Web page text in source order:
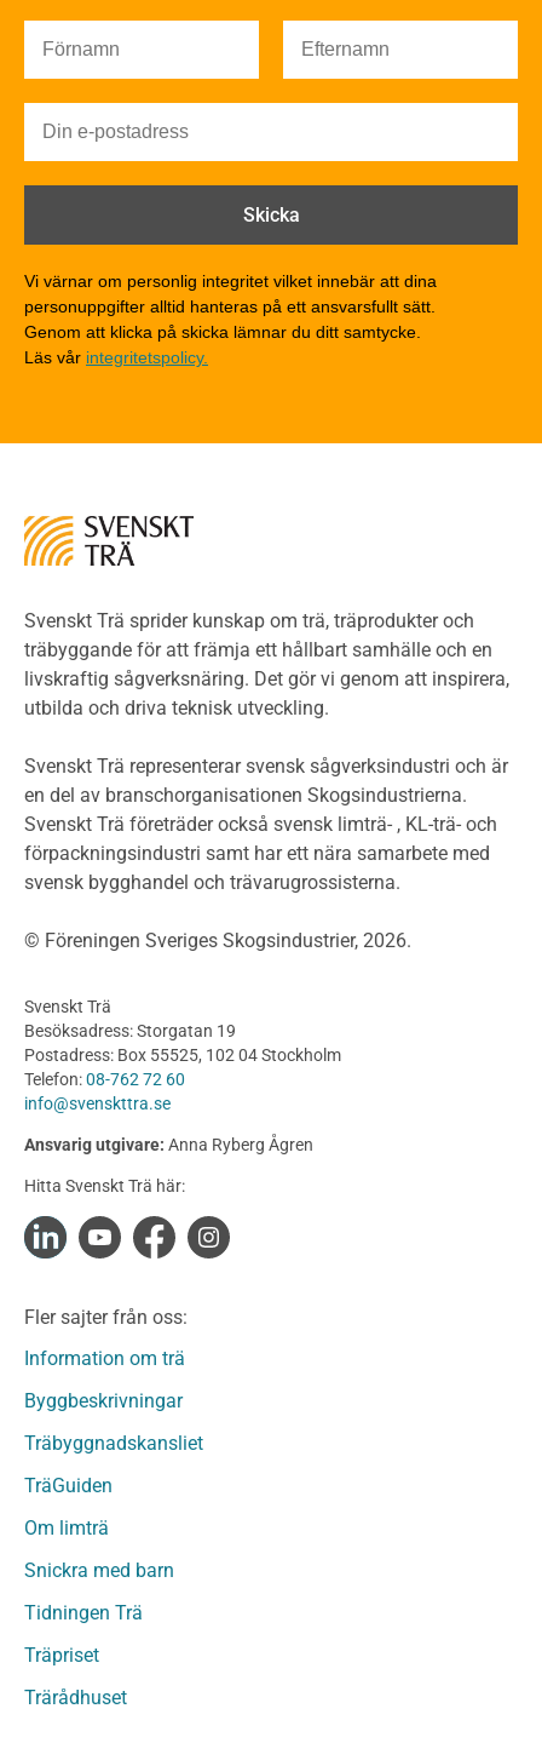
Ljud
Brandsäkerhet
Brandsäkerhet
Brandförlopp i byggnader
Brandklasser för material och konstruktioner
Träkonstruktioners brandmotstånd
Detaljlösningar
Träytors brandegenskaper
Tekniska byten med sprinkler
Riskvärdering i flervåningsbostadshus
Miljöeffekter
LCA
Miljödeklarationer och märkning
Termer och förkortningar
Planering
Klimatkalkylator hallar
Projektering av trähus - generellt
Byggsystem
Fasadsystem i skivmaterial
Bullerskärmar och andra utomhuskonstruktioner
Byggnation och utförande
Utförande
Produkter
Konstruktionsvirke
Konstruktionsvirke Behandlat
Konstruktionsvirke Fingerskarvat
Konstruktionsvirke Fingerskarvat Obehandlat
Limträ
Fanerträ
Fanerträ Obehandlat
Träpanel och Utvändig beklädnad Behandlat
Träpanel och utvändig beklädnad Obehandlat
Trägolv
Sågat virke
Sågat virke Behandlat
Övriga träprodukter
Övrigt byggvirke
Vi värnar om personlig integritet vilket innebär att dina
personuppgifter alltid hanteras på ett ansvarsfullt sätt.
Genom att klicka på skicka lämnar du ditt samtycke.
Läs vår integritetspolicy.
Svenskt Trä sprider kunskap om trä, träprodukter och
träbyggande för att främja ett hållbart samhälle och en
livskraftig sågverksnäring. Det gör vi genom att inspirera,
utbilda och driva teknisk utveckling.
Svenskt Trä representerar svensk sågverksindustri och är
en del av branschorganisationen Skogsindustrierna.
Svenskt Trä företräder också svensk limträ- , KL-trä- och
förpackningsindustri samt har ett nära samarbete med
svensk bygghandel och trävarugrossisterna.
© Föreningen Sveriges Skogsindustrier, 2026.
Svenskt Trä
Besöksadress: Storgatan 19
Postadress: Box 55525, 102 04 Stockholm
Telefon:08-762 72 60
info@svenskttra.se
Ansvarig utgivare: Anna Ryberg Ågren
Hitta Svenskt Trä här:
Fler sajter från oss:
Information om trä
Byggbeskrivningar
Träbyggnadskansliet
TräGuiden
Om limträ
Snickra med barn
Tidningen Trä
Träpriset
Trärådhuset